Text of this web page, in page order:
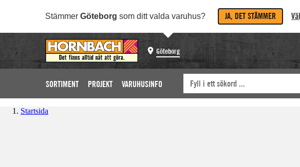
Stämmer Göteborg som ditt valda varuhus? JA, DET STÄMMER
Göteborg
SORTIMENT PROJEKT VARUHUSINFO
Startsida